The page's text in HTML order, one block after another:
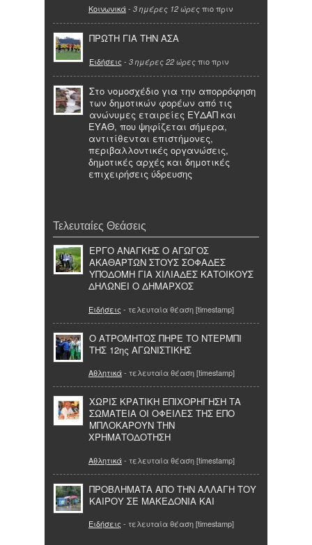
Κοινωνικά- 3 ημέρες 12 ώρες πιο πριν
ΠΡΩΤΗ ΓΙΑ ΤΗΝ ΑΣΑ
Ειδήσεις - 3 ημέρες 22 ώρες πιο πριν
Στο νομοσχέδιο για την απορρόφηση
των δημοτικών φορέων από τις
ανώνυμες εταιρείες ΕΥΔΑΠ και
ΕΥΑΘ, που ψηφίζεται σήμερα,
αντιτίθενται επιστήμονες,
περιβαλλοντικές οργανώσεις,
δημοτικές αρχές και δημοτικές
επιχειρήσεις ύδρευσης
Τελευταίες Θεάσεις
ΕΡΓΟ ΑΝΑΓΚΗΣ Ο ΑΓΩΓΟΣ
ΑΚΑΘΑΡΤΩΝ ΣΤΟΥΣ ΣΟΦΑΔΕΣ
ΥΠΟΔΟΜΗ ΓΙΑ ΧΙΛΙΑΔΕΣ ΚΑΤΟΙΚΟΥΣ
ΔΗΛΩΝΕΙ Ο ΔΗΜΑΡΧΟΣ
Ειδήσεις - τελευταία θέαση [timestamp]
Ο ΑΤΡΟΜΗΤΟΣ ΠΗΡΕ ΤΟ ΝΤΕΡΜΠΙ
ΤΗΣ 12ης ΑΓΩΝΙΣΤΙΚΗΣ
Αθλητικά- τελευταία θέαση [timestamp]
ΧΩΡΙΣ ΚΡΑΤΙΚΗ ΕΠΙΧΟΡΗΓΗΣΗ ΤΑ
ΣΩΜΑΤΕΙΑ ΟΙ ΟΦΕΙΛΕΣ ΤΗΣ ΕΠΟ
ΜΠΛΟΚΑΡΟΥΝ ΤΗΝ
ΧΡΗΜΑΤΟΔΟΤΗΣΗ
Αθλητικά- τελευταία θέαση [timestamp]
ΠΡΟΒΛΗΜΑΤΑ ΑΠΟ ΤΗΝ ΑΛΛΑΓΗ ΤΟΥ
ΚΑΙΡΟΥ ΣΕ ΜΑΚΕΔΟΝΙΑ ΚΑΙ
Ειδήσεις - τελευταία θέαση [timestamp]